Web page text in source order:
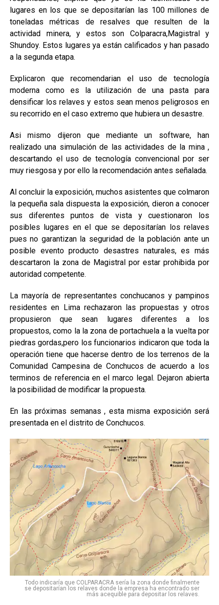
lugares en los que se depositarían las 100 millones de
toneladas métricas de resalves que resulten de la
actividad minera, y estos son Colparacra,Magistral y
Shundoy. Estos lugares ya están calificados y han pasado
a la segunda etapa.
Explicaron que recomendarian el uso de tecnología
moderna como es la utilización de una pasta para
densificar los relaves y estos sean menos peligrosos en
su recorrido en el caso extremo que hubiera un desastre.
Asi mismo dijeron que mediante un software, han
realizado una simulación de las actividades de la mina ,
descartando el uso de tecnología convencional por ser
muy riesgosa y por ello la recomendación antes señalada.
Al concluir la exposición, muchos asistentes que colmaron
la pequeña sala dispuesta la exposición, dieron a conocer
sus diferentes puntos de vista y cuestionaron los
posibles lugares en el que se depositarían los relaves
pues no garantizan la seguridad de la población ante un
posible evento producto desastres naturales, es más
descartaron la zona de Magistral por estar prohibida por
autoridad competente.
La mayoría de representantes conchucanos y pampinos
residentes en Lima rechazaron las propuestas y otros
propusieron que sean lugares diferentes a los
propuestos, como la la zona de portachuela a la vuelta por
piedras gordas,pero los funcionarios indicaron que toda la
operación tiene que hacerse dentro de los terrenos de la
Comunidad Campesina de Conchucos de acuerdo a los
terminos de referencia en el marco legal. Dejaron abierta
la posibilidad de modificar la propuesta.
En las próximas semanas , esta misma exposición será
presentada en el distrito de Conchucos.
Todo indicaría que COLPARACRA sería la zona donde finalmente
se depositarían los relaves donde la empresa ha encontrado ser
más acequible para depositar los relaves.